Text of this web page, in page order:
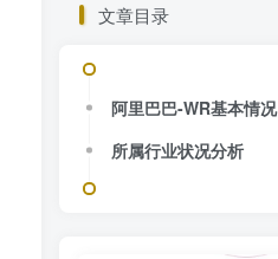
文章目录
阿里巴巴-WR基本情况
所属行业状况分析